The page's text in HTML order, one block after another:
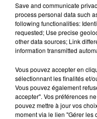
ARIANA GRANDE
Me
15h42
15h42
Save and communicate
process personal data such
following functionalities:
requested; Use precise
other data sources; Link
information transmitted
Vous pouvez accepter en
sélectionnant les finalités et/
Vous pouvez également
accepter". Vos préférences
pouvez mettre à jour vos
moment via le lien "Gérer les